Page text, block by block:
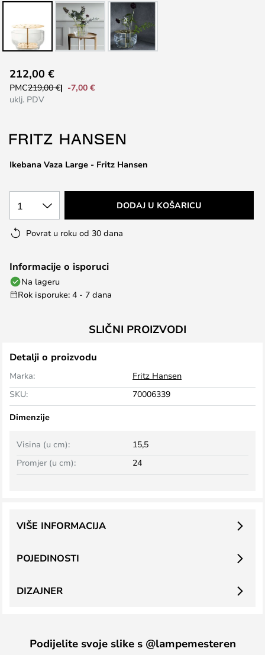
to
the
beginning
the
gallery
Ikebana Vaza Large - Fritz Hansen
212,00 €
PMC219,00 €
-7,00 €
uklj. PDV
1 DODAJ U KOŠARICU
Povrat u roku od 30 dana
Informacije o isporuci
Na lageru
Rok isporuke: 4 - 7 dana
SLIČNI PROIZVODI
Detalji o proizvodu
Marka:
Fritz Hansen
SKU:
70006339
Dimenzije
Visina (u cm):
15,5
Promjer (u cm):
24
POJEDINOSTI
VIŠE INFORMACIJA
DIZAJNER
Podijelite svoje slike s @lampemesteren